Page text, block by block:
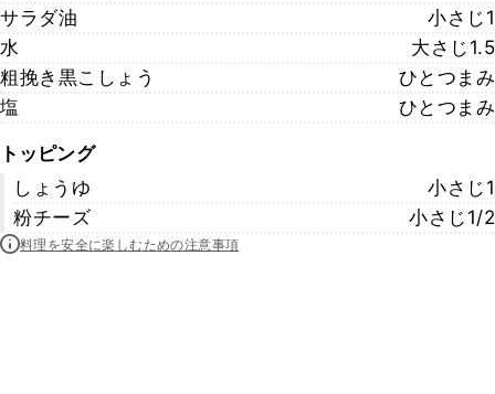
サラダ油
小さじ1
水
大さじ1.5
粗挽き黒こしょう
ひとつまみ
塩
ひとつまみ
トッピング
しょうゆ
小さじ1
粉チーズ
小さじ1/2
料理を安全に楽しむための注意事項